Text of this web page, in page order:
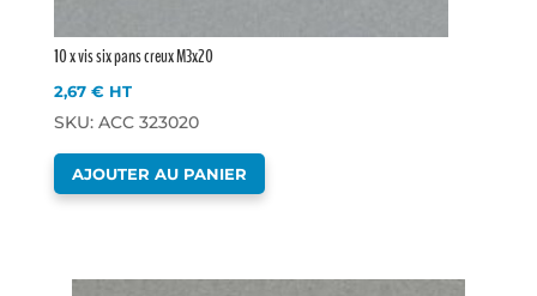
10 x vis six pans creux M3x20
2,67€ HT
SKU: ACC 323020
AJOUTER AU PANIER